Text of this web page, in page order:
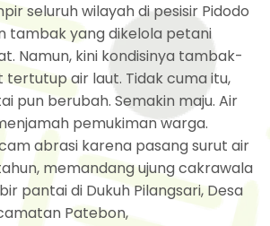
seluruh wilayah di pesisir Pidodo
tambak yang dikelola petani
Namun, kini kondisinya tambak-
air laut. Tidak cuma itu,
pun berubah. Semakin maju. Air
pemukiman warga.
abrasi karena pasang surut air
memandang ujung cakrawala
pantai di Dukuh Pilangsari, Desa
Patebon,